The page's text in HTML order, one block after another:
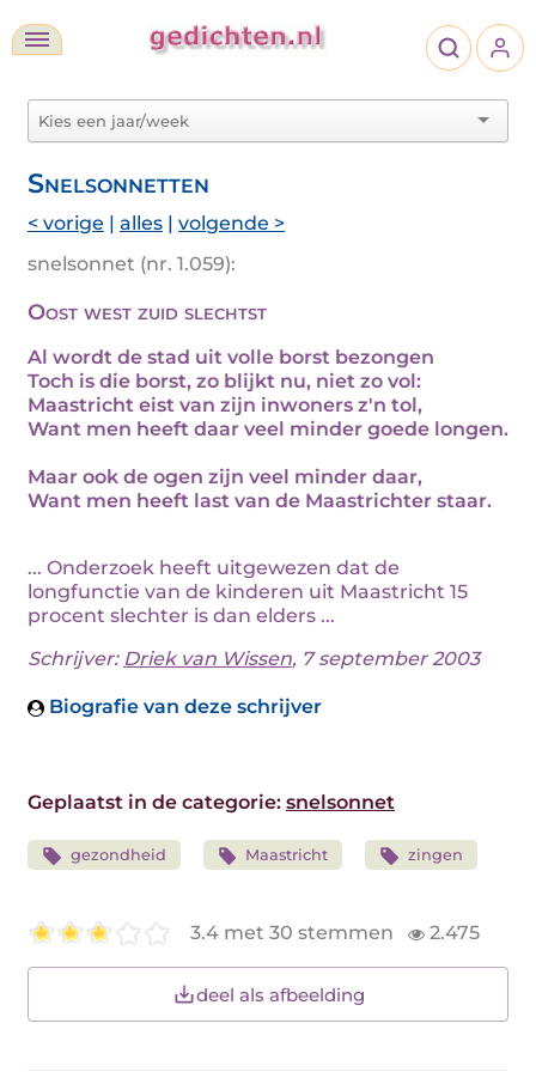
Snelsonnetten
< vorige | alles | volgende >
snelsonnet (nr. 1.059):
Oost west zuid slechtst
Al wordt de stad uit volle borst bezongen
Toch is die borst, zo blijkt nu, niet zo vol:
Maastricht eist van zijn inwoners z'n tol,
Want men heeft daar veel minder goede longen.
Maar ook de ogen zijn veel minder daar,
Want men heeft last van de Maastrichter staar.
... Onderzoek heeft uitgewezen dat de
longfunctie van de kinderen uit Maastricht 15
procent slechter is dan elders ...
Schrijver: Driek van Wissen, 7 september 2003
Biografie van deze schrijver
Geplaatst in de categorie: snelsonnet
gezondheid Maastricht zingen
3.4 met 30 stemmen 2.475
deel als afbeelding